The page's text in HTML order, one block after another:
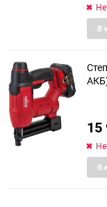
В
15
В